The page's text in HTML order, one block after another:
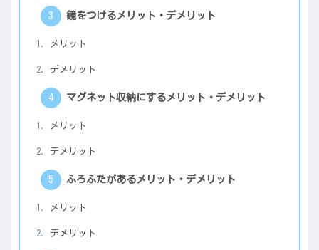
鏡をつけるメリット・デメリット
メリット
デメリット
マグネット収納にするメリット・デメリット
メリット
デメリット
ふろふたがあるメリット・デメリット
メリット
デメリット